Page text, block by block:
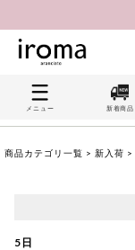
メニュー 新着商品
商品カテゴリ一覧 > 新入荷 >
5日